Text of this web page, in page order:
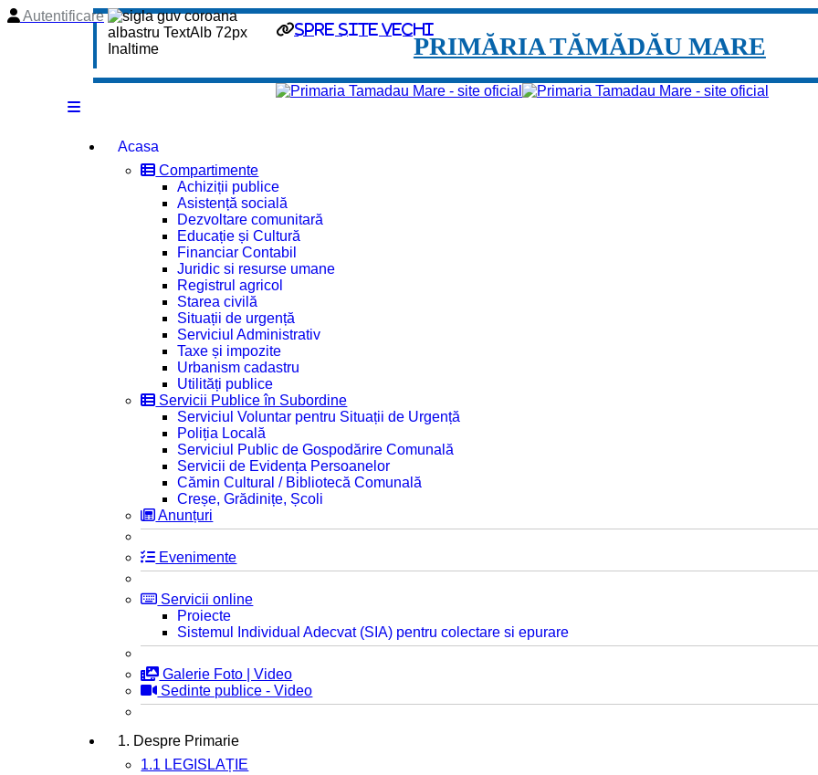
spre site vechi
Autentificare
PRIMĂRIA TĂMĂDĂU MARE
Acasa
Compartimente
Achiziții publice
Asistență socială
Dezvoltare comunitară
Educație și Cultură
Financiar Contabil
Juridic si resurse umane
Registrul agricol
Starea civilă
Situații de urgență
Serviciul Administrativ
Taxe și impozite
Urbanism cadastru
Utilități publice
Servicii Publice în Subordine
Serviciul Voluntar pentru Situații de Urgență
Poliția Locală
Serviciul Public de Gospodărire Comunală
Servicii de Evidența Persoanelor
Cămin Cultural / Bibliotecă Comunală
Creșe, Grădinițe, Școli
Anunțuri
Evenimente
Servicii online
Proiecte
Sistemul Individual Adecvat (SIA) pentru colectare si epurare
Galerie Foto | Video
Sedinte publice - Video
1. Despre Primarie
1.1 LEGISLAȚIE